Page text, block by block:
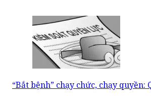
“Bắt bệnh” chạy chức, chạy